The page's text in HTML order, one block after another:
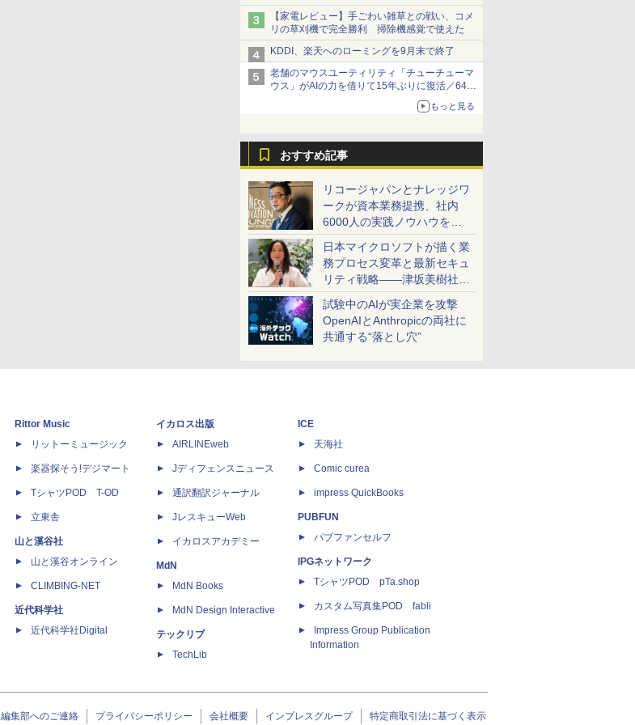
【家電レビュー】手ごわい雑草との戦い、コメ
リの草刈機で完全勝利 掃除機感覚で使えた
KDDI、楽天へのローミングを9月末で終了
老舗のマウスユーティリティ「チューチューマ
ウス」がAIの力を借りて15年ぶりに復活／64bit
化、Windows 10/11、「Chrome」も走り回
る。復活記念で2026年末まで500円
もっと見る
おすすめ記事
リコージャパンとナレッジワ
ークが資本業務提携、社内
6000人の実践ノウハウを生
かした「AI商談記録 for
RICOH」を展開へ
日本マイクロソフトが描く業
務プロセス変革と最新セキュ
リティ戦略――津坂美樹社長
が2027年度戦略を説明
試験中のAIが実企業を攻撃
OpenAIとAnthropicの両社に
共通する“落とし穴”
Rittor Music
リットーミュージック
楽器探そう!デジマート
TシャツPOD T-OD
立東舎
山と溪谷社
山と溪谷オンライン
CLIMBING-NET
近代科学社
近代科学社Digital
イカロス出版
AIRLINEweb
Jディフェンスニュース
通訳翻訳ジャーナル
JレスキューWeb
イカロスアカデミー
MdN
MdN Books
MdN Design Interactive
テックリブ
TechLib
ICE
天海社
Comic curea
impress QuickBooks
PUBFUN
パブファンセルフ
IPGネットワーク
TシャツPOD pTa.shop
カスタム写真集POD fabli
Impress Group Publication
Information
編集部へのご連絡 プライバシーポリシー 会社概要 インプレスグループ 特定商取引法に基づく表示